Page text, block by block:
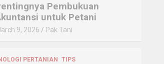
Pembukuan
untuk Petani
9, 2026 Pak Tani
PERTANIAN TIPS